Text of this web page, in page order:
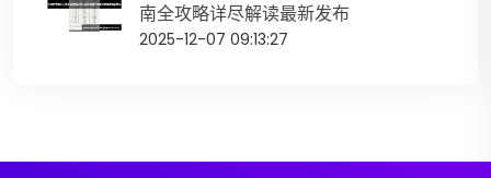
南全攻略详尽解读最新发布
2025-12-07 09:13:27